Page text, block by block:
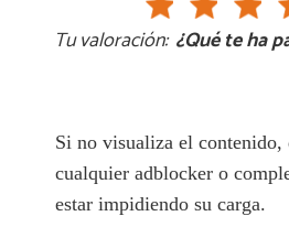
Tu valoración: ¿Qué te ha
Si no visualiza el contenido,
cualquier adblocker o
estar impidiendo su carga.